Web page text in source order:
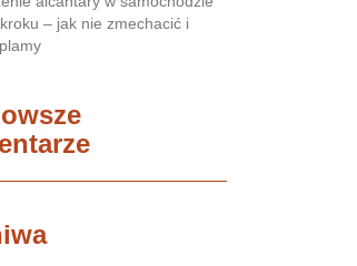
– jak nie zmechacić i